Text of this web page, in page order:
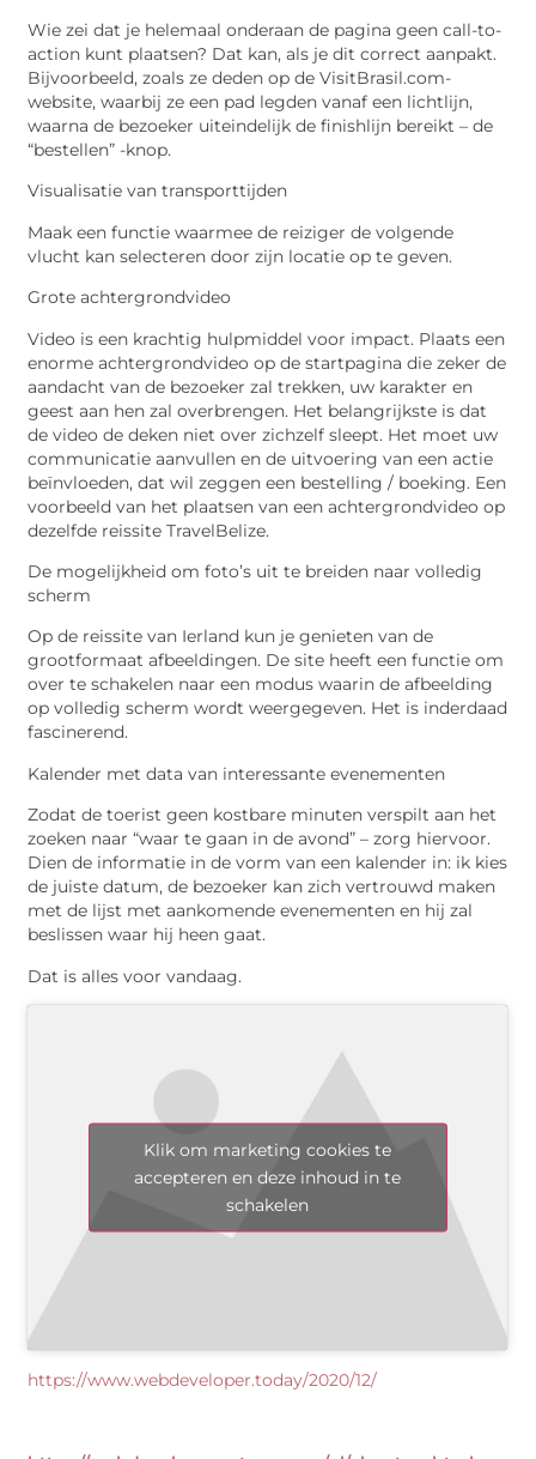
Wie zei dat je helemaal onderaan de pagina geen call-to-
action kunt plaatsen? Dat kan, als je dit correct aanpakt.
Bijvoorbeeld, zoals ze deden op de VisitBrasil.com-
website, waarbij ze een pad legden vanaf een lichtlijn,
waarna de bezoeker uiteindelijk de finishlijn bereikt – de
“bestellen” -knop.
Visualisatie van transporttijden
Maak een functie waarmee de reiziger de volgende
vlucht kan selecteren door zijn locatie op te geven.
Grote achtergrondvideo
Video is een krachtig hulpmiddel voor impact. Plaats een
enorme achtergrondvideo op de startpagina die zeker de
aandacht van de bezoeker zal trekken, uw karakter en
geest aan hen zal overbrengen. Het belangrijkste is dat
de video de deken niet over zichzelf sleept. Het moet uw
communicatie aanvullen en de uitvoering van een actie
beïnvloeden, dat wil zeggen een bestelling / boeking. Een
voorbeeld van het plaatsen van een achtergrondvideo op
dezelfde reissite TravelBelize.
De mogelijkheid om foto’s uit te breiden naar volledig
scherm
Op de reissite van Ierland kun je genieten van de
grootformaat afbeeldingen. De site heeft een functie om
over te schakelen naar een modus waarin de afbeelding
op volledig scherm wordt weergegeven. Het is inderdaad
fascinerend.
Kalender met data van interessante evenementen
Zodat de toerist geen kostbare minuten verspilt aan het
zoeken naar “waar te gaan in de avond” – zorg hiervoor.
Dien de informatie in de vorm van een kalender in: ik kies
de juiste datum, de bezoeker kan zich vertrouwd maken
met de lijst met aankomende evenementen en hij zal
beslissen waar hij heen gaat.
Dat is alles voor vandaag.
Klik om marketing cookies te
accepteren en deze inhoud in te
schakelen
https://www.webdeveloper.today/2020/12/